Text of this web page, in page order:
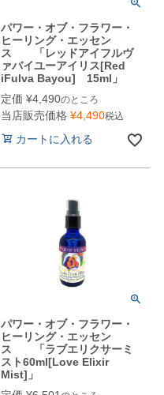
パワー・オブ・フラワー・
ヒーリング・エッセン
ス 「レッドアイフルヴ
ァバイユーアイリス[Red
iFulva Bayou] 15ml」
定価 ¥4,490のところ
当店販売価格 ¥4,490税込
カートに入れる
パワー・オブ・フラワー・
ヒーリング・エッセン
ス 「ラブエリクサーミ
スト60ml[Love Elixir
Mist]」